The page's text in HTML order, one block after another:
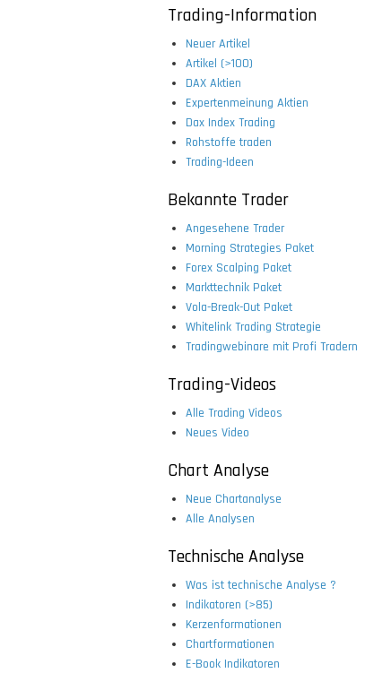
Trading-Information
Neuer Artikel
Artikel (>100)
DAX Aktien
Expertenmeinung Aktien
Dax Index Trading
Rohstoffe traden
Trading-Ideen
Bekannte Trader
Angesehene Trader
Morning Strategies Paket
Forex Scalping Paket
Markttechnik Paket
Vola-Break-Out Paket
Whitelink Trading Strategie
Tradingwebinare mit Profi Tradern
Trading-Videos
Alle Trading Videos
Neues Video
Chart Analyse
Neue Chartanalyse
Alle Analysen
Technische Analyse
Was ist technische Analyse ?
Indikatoren (>85)
Kerzenformationen
Chartformationen
E-Book Indikatoren